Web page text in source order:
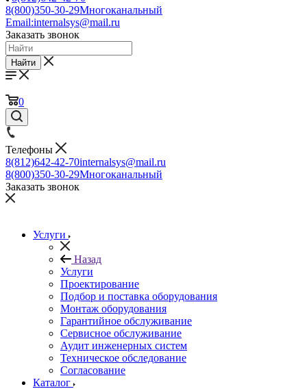
8(800)350-30-29Многоканальный
Email:internalsys@mail.ru
Заказать звонок
Найти
0
Телефоны
8(812)642-42-70internalsys@mail.ru
8(800)350-30-29Многоканальный
Заказать звонок
Услуги
Назад
Услуги
Проектирование
Подбор и поставка оборудования
Монтаж оборудования
Гарантийное обслуживание
Сервисное обслуживание
Аудит инженерных систем
Техническое обследование
Согласование
Каталог